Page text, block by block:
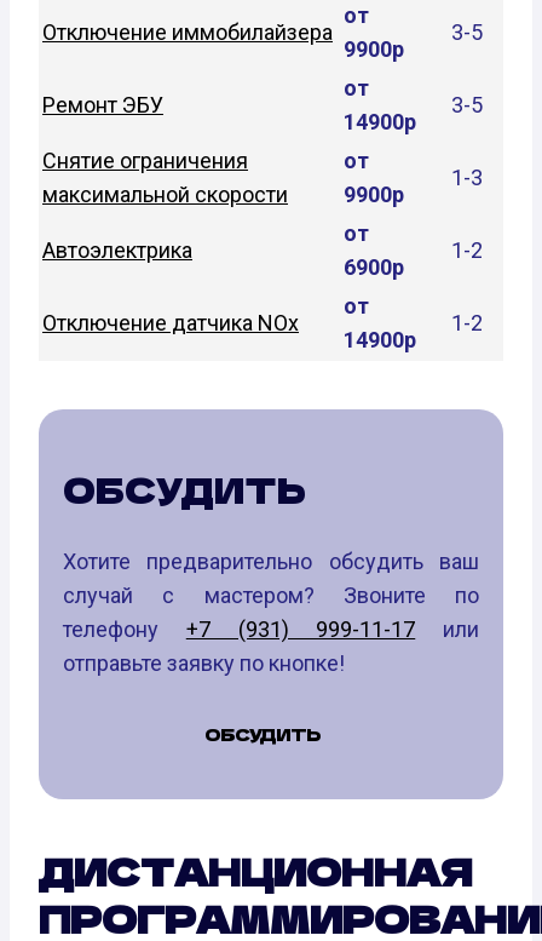
Отключение иммобилайзера
от
9900р
3-5
Ремонт ЭБУ
от
14900р
3-5
Снятие ограничения
максимальной скорости
от
9900р
1-3
Автоэлектрика
от
6900р
1-2
Отключение датчика NOx
от
14900р
1-2
ОБСУДИТЬ
Хотите предварительно обсудить ваш
случай с мастером? Звоните по
телефону +7 (931) 999-11-17 или
отправьте заявку по кнопке!
ОБСУДИТЬ
ДИСТАНЦИОННАЯ